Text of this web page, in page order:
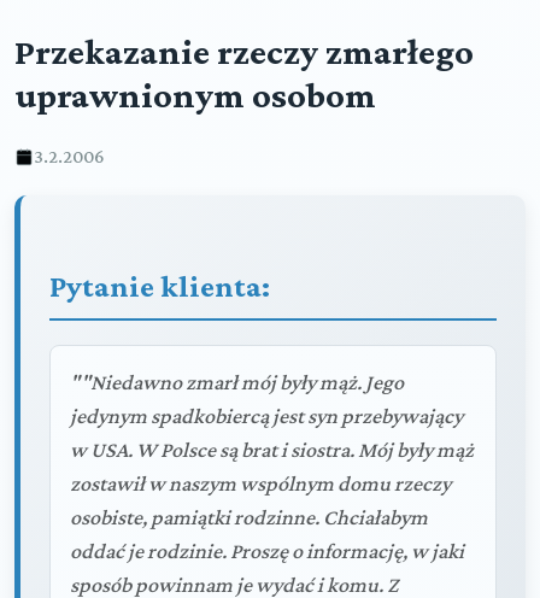
Przekazanie rzeczy zmarłego
uprawnionym osobom
3.2.2006
Pytanie klienta:
""Niedawno zmarł mój były mąż. Jego
jedynym spadkobiercą jest syn przebywający
w USA. W Polsce są brat i siostra. Mój były mąż
zostawił w naszym wspólnym domu rzeczy
osobiste, pamiątki rodzinne. Chciałabym
oddać je rodzinie. Proszę o informację, w jaki
sposób powinnam je wydać i komu. Z